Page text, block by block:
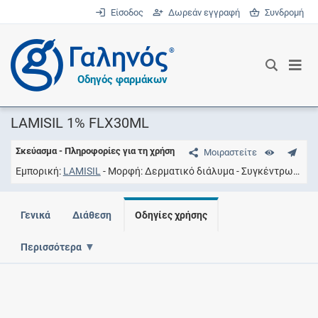
Είσοδος Δωρεάν εγγραφή Συνδρομή
®
Οδηγός φαρμάκων
LAMISIL 1% FLX30ML
Μοιραστείτε
Σκεύασμα - Πληροφορίες για τη χρήση
Εμπορική LAMISIL Μορφή Δερματικό διάλυμα Συγκέντρωση
Γενικά Διάθεση Οδηγίες χρήσης
Περισσότερα